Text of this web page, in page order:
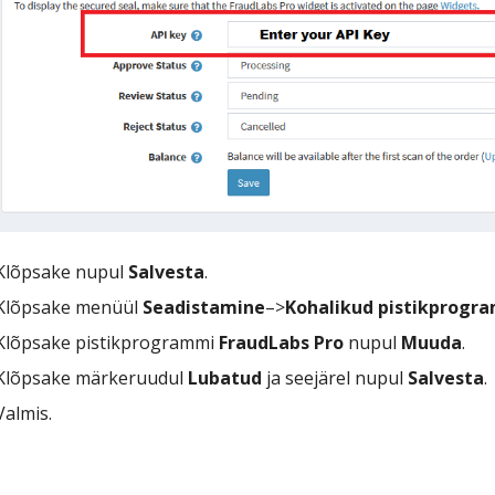
nupul Salvesta.
menüül Seadistamine–>Kohalikud
pistikprogrammi FraudLabs Pro nupul Muuda.
märkeruudul Lubatud ja seejärel nupul Salvesta.